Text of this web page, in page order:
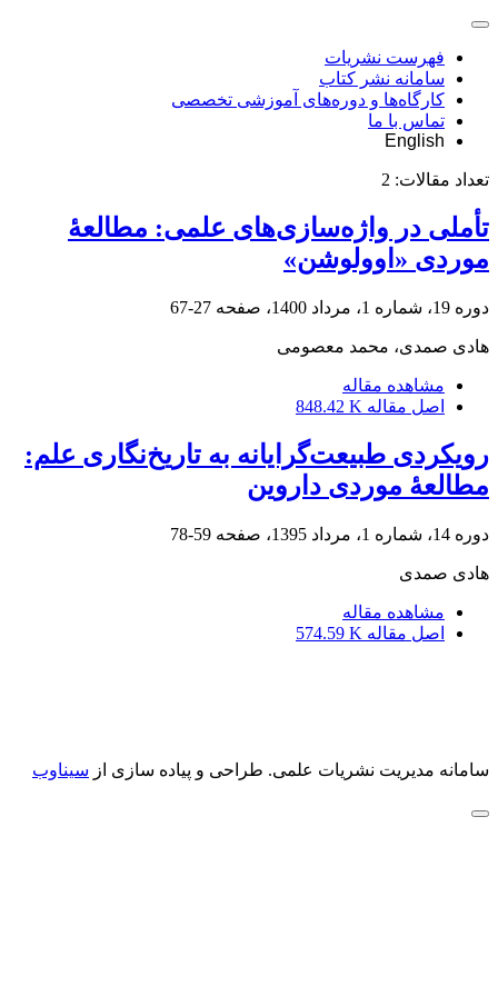
فهرست نشریات
سامانه نشر کتاب
کارگاه‌ها و دوره‌های آموزشی تخصصی
تماس با ما
English
تعداد مقالات: 2
تأملی در واژه‌سازی‌های علمی: مطالعۀ
موردی «اوولوشن»
دوره 19، شماره 1، مرداد 1400، صفحه 27-67
هادی صمدی، محمد معصومی
مشاهده مقاله
اصل مقاله 848.42 K
رویکردی طبیعت‌گرایانه به تاریخ‌نگاری علم:
مطالعۀ موردی داروین
دوره 14، شماره 1، مرداد 1395، صفحه 59-78
هادی صمدی
مشاهده مقاله
اصل مقاله 574.59 K
سامانه مدیریت نشریات علمی. طراحی و پیاده سازی از سیناوب